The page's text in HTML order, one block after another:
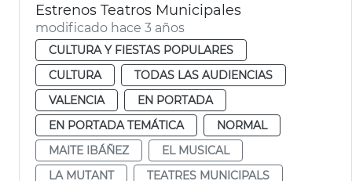
Estrenos Teatros Municipales
modificado hace 3 años
CULTURA Y FIESTAS POPULARES
CULTURA
TODAS LAS AUDIENCIAS
VALENCIA
EN PORTADA
EN PORTADA TEMÁTICA
NORMAL
MAITE IBÁÑEZ
EL MUSICAL
LA MUTANT
TEATRES MUNICIPALS